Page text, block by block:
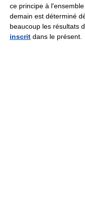
ce principe à
demain est déterminé
beaucoup les résultats
inscrit dans le présent.